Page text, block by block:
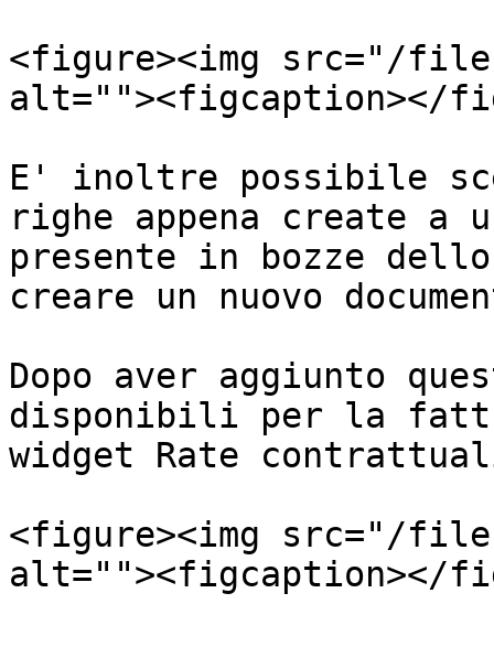
<figure><img src="/files/
alt=""><figcaption></
E' inoltre possibile
righe appena create
presente in bozze
creare un nuovo
Dopo aver aggiunto
disponibili per la
widget Rate
<figure><img src="/files/
alt=""><figcaption></